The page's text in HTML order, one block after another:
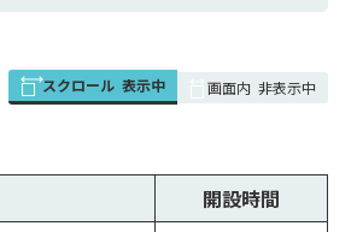
スクロール 表示中 画面内 非表示中
開設時間